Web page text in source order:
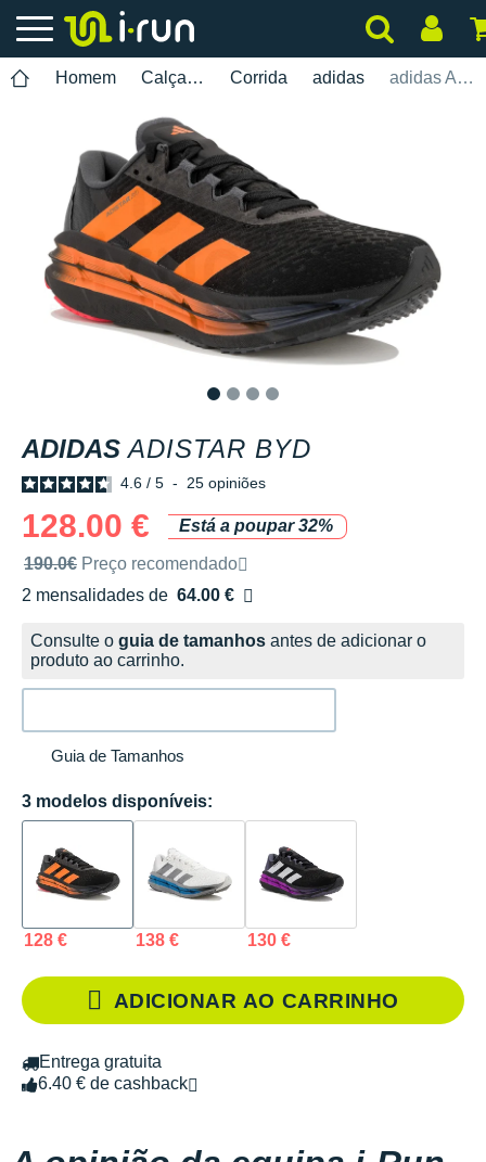
Homem Calçados Corrida adidas adidas Adistar Byd
ADIDAS ADISTAR BYD
4.6 / 5 - 25 opiniões
128.00 €
Está a poupar 32%
Preço de venda recomendado pela marca
190.0€ Preço recomendado
2 mensalidades de 64.00 €
sem custos
Consulte o guia de tamanhos antes de adicionar o
produto ao carrinho.
Guia de Tamanhos
3 modelos disponíveis:
128 € 138 € 130 €
ADICIONAR AO CARRINHO
Entrega gratuita
6.40 € de cashback